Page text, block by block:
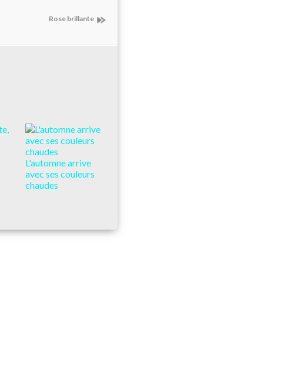
Rose brillante
L'automne arrive
avec ses couleurs
chaudes